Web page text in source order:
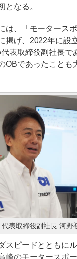
となる。
は、「モータース
掲げ、2022年に設
表取締役副社長で
OBであったことも
表取締役副社長 河野
スピードとともに
峰のモータースポ